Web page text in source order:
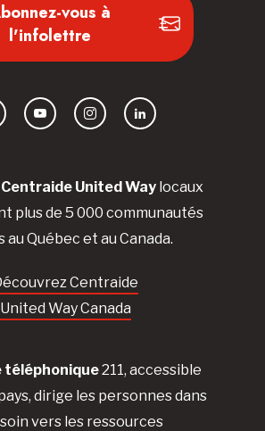
United Waylocaux
plus de 5 000 communautés
au Québec et au Canada.
Centraide
United Way Canada
téléphonique211, accessible
dirige les personnes dans
vers les ressources
vous à
l'infolettre
YouTubeInstagramLinkedIn